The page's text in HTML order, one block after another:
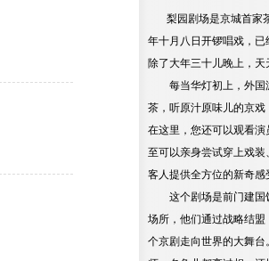
梨园剧场是京城首家
年十月八日开锣唱戏，
除了大年三十儿晚上，天
每当华灯初上，外国
茶，听原汁原味儿的京戏
在这里，您还可以观看
至可以亲身尝试穿上戏
客人提供全方位的新奇感
这个剧场是前门建国
场所，他们通过战略结
个京剧走向世界的大舞